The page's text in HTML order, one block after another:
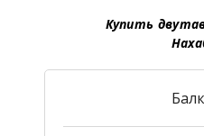
Купить